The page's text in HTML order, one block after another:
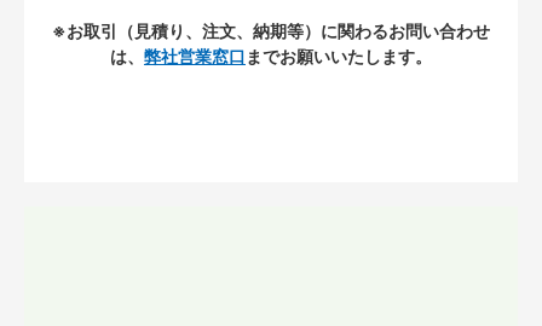
※お取引（見積り、注文、納期等）に関わるお問い合わせ
は、 弊社営業窓口 までお願いいたします。